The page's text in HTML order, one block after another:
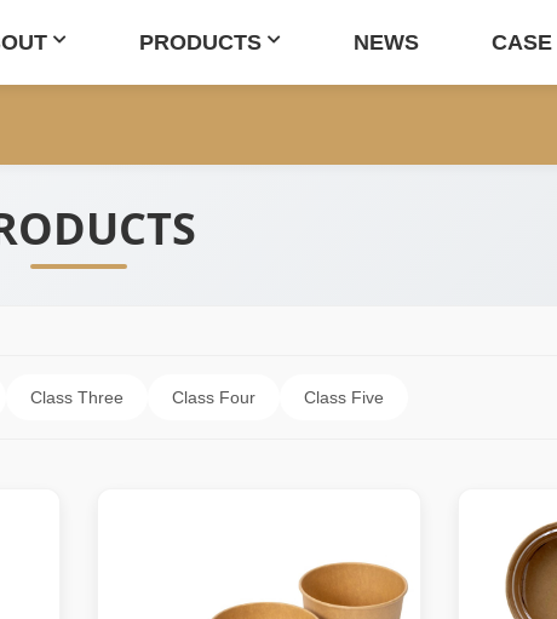
PRODUCTS NEWS CASE
Class Three Class Four Class Five